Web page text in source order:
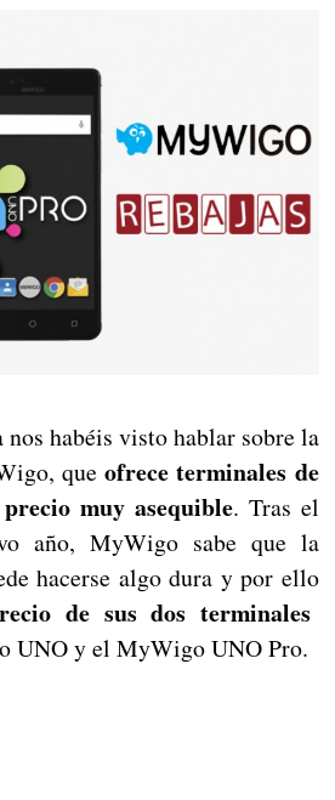
nos habéis visto hablar sobre la
queofrece terminales de
muy asequible. Tras el
año, MyWigo sabe que la
hacerse algo dura y por ello
de sus dos terminales
UNO y el MyWigo UNO Pro.